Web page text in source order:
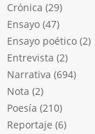
Crónica (29)
Ensayo (47)
Ensayo poético (2)
Entrevista (2)
Narrativa (694)
Nota (2)
Poesía (210)
Reportaje (6)